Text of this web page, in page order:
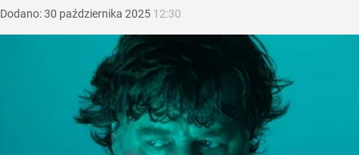
Dodano:30 października 2025 12:30